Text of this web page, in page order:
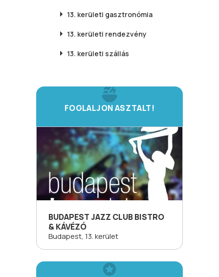
13. kerületi gasztronómia
13. kerületi rendezvény
13. kerületi szállás
FOGLALJON ASZTALT!
BUDAPEST JAZZ CLUB BISTRO
& KÁVÉZÓ
Budapest, 13. kerület